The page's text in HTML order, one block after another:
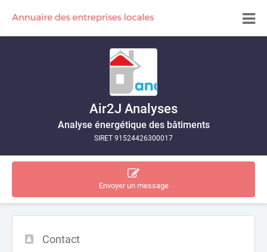
Air2J Analyses
Analyse énergétique des bâtiments
SIRET 91524426300017
Envoyer un message
Contact